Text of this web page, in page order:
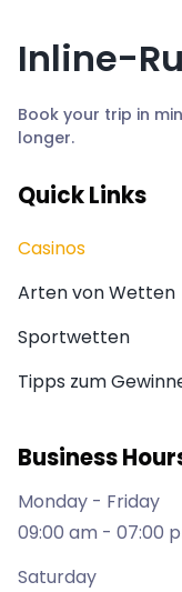
Inline-
Book your trip in
longer.
Quick Links
Casinos
Arten von Wetten
Sportwetten
Tipps zum
Business
Monday - Friday
09:00 am - 07:00
Saturday